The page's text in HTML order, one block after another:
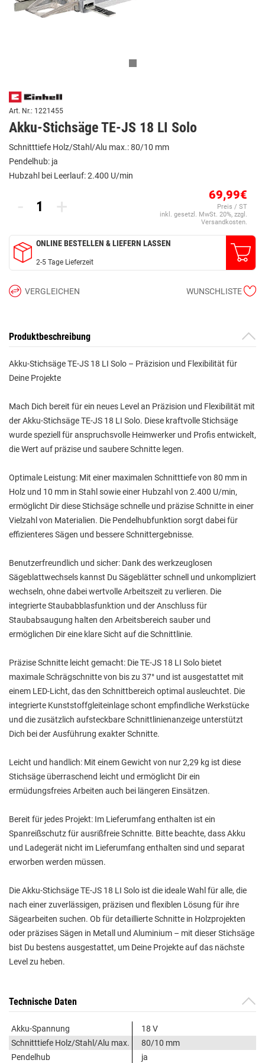
Art. Nr.: 1221455
Akku-Stichsäge TE-JS 18 LI Solo
Schnitttiefe Holz/Stahl/Alu max.: 80/10 mm
Pendelhub: ja
Hubzahl bei Leerlauf: 2.400 U/min
- + 69,99€
Preis / ST
inkl. gesetzl. MwSt. 20%, zzgl.
Versandkosten.
ONLINE BESTELLEN & LIEFERN LASSEN
2-5 Tage Lieferzeit
VERGLEICHEN WUNSCHLISTE
Produktbeschreibung
Akku-Stichsäge TE-JS 18 LI Solo – Präzision und Flexibilität für
Deine Projekte
Mach Dich bereit für ein neues Level an Präzision und Flexibilität mit
der Akku-Stichsäge TE-JS 18 LI Solo. Diese kraftvolle Stichsäge
wurde speziell für anspruchsvolle Heimwerker und Profis entwickelt,
die Wert auf präzise und saubere Schnitte legen.
Optimale Leistung: Mit einer maximalen Schnitttiefe von 80 mm in
Holz und 10 mm in Stahl sowie einer Hubzahl von 2.400 U/min,
ermöglicht Dir diese Stichsäge schnelle und präzise Schnitte in einer
Vielzahl von Materialien. Die Pendelhubfunktion sorgt dabei für
effizienteres Sägen und bessere Schnittergebnisse.
Benutzerfreundlich und sicher: Dank des werkzeuglosen
Sägeblattwechsels kannst Du Sägeblätter schnell und unkompliziert
wechseln, ohne dabei wertvolle Arbeitszeit zu verlieren. Die
integrierte Staubabblasfunktion und der Anschluss für
Staubabsaugung halten den Arbeitsbereich sauber und
ermöglichen Dir eine klare Sicht auf die Schnittlinie.
Präzise Schnitte leicht gemacht: Die TE-JS 18 LI Solo bietet
maximale Schrägschnitte von bis zu 37° und ist ausgestattet mit
einem LED-Licht, das den Schnittbereich optimal ausleuchtet. Die
integrierte Kunststoffgleiteinlage schont empfindliche Werkstücke
und die zusätzlich aufsteckbare Schnittlinienanzeige unterstützt
Dich bei der Ausführung exakter Schnitte.
Leicht und handlich: Mit einem Gewicht von nur 2,29 kg ist diese
Stichsäge überraschend leicht und ermöglicht Dir ein
ermüdungsfreies Arbeiten auch bei längeren Einsätzen.
Bereit für jedes Projekt: Im Lieferumfang enthalten ist ein
Spanreißschutz für ausrißfreie Schnitte. Bitte beachte, dass Akku
und Ladegerät nicht im Lieferumfang enthalten sind und separat
erworben werden müssen.
Die Akku-Stichsäge TE-JS 18 LI Solo ist die ideale Wahl für alle, die
nach einer zuverlässigen, präzisen und flexiblen Lösung für ihre
Sägearbeiten suchen. Ob für detaillierte Schnitte in Holzprojekten
oder präzises Sägen in Metall und Aluminium – mit dieser Stichsäge
bist Du bestens ausgestattet, um Deine Projekte auf das nächste
Level zu heben.
Technische Daten
Akku-Spannung
18 V
Schnitttiefe Holz/Stahl/Alu max.
80/10 mm
Pendelhub
ja